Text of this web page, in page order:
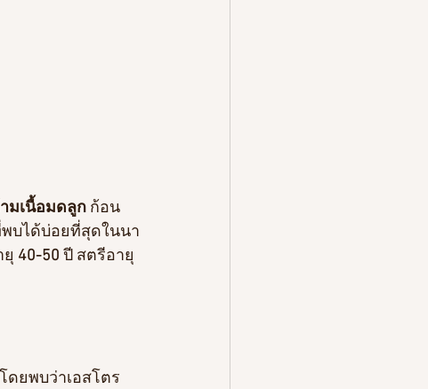
มเนื้อมดลูก ก้อน
พบได้บ่อยที่สุดในนา
40-50 ปี สตรีอายุ
ดยพบว่าเอสโตร